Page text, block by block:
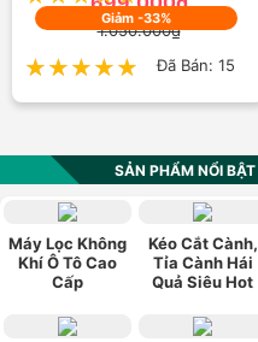
Giảm -33%
1.050.000₫
★★★★★
★★★★★ Đã Bán: 15
SẢN PHẨM NỔI BẬT
Máy Lọc Không
Khí Ô Tô Cao
Cấp
Kéo Cắt Cành,
Tỉa Cành Hái
Quả Siêu Hot